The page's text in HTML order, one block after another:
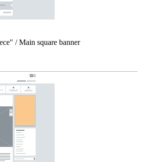
/ Main square banner